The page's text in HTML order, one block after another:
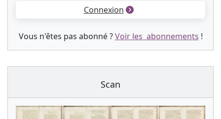
Connexion
Vous n'êtes pas abonné ?Voir les abonnements !
Scan